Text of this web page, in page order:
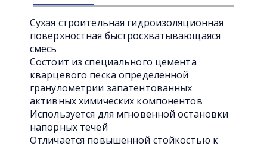
Сухая строительная гидроизоляционная
поверхностная быстросхватывающаяся
смесь
Состоит из специального цемента
кварцевого песка определенной
гранулометрии запатентованных
активных химических компонентов
Используется для мгновенной остановки
напорных течей
Отличается повышенной стойкостью к